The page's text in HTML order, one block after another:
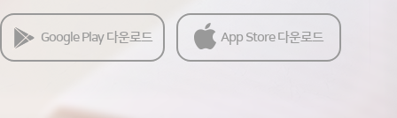
Google Play 다운로드 App Store 다운로드